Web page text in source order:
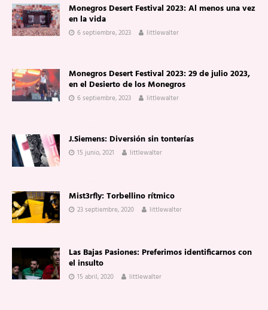
Monegros Desert Festival 2023: Al menos una vez
en la vida
6 septiembre, 2023 littlewalter
Monegros Desert Festival 2023: 29 de julio 2023,
en el Desierto de los Monegros
6 septiembre, 2023 littlewalter
J.Siemens: Diversión sin tonterías
15 junio, 2021 littlewalter
Mist3rfly: Torbellino rítmico
23 septiembre, 2020 littlewalter
Las Bajas Pasiones: Preferimos identificarnos con
el insulto
15 abril, 2020 littlewalter